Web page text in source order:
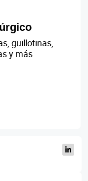
guillotinas,
y más